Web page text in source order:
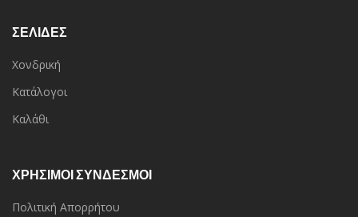
ΣΕΛΙΔΕΣ
Χονδρική
Κατάλογοι
Καλάθι
ΧΡΗΣΙΜΟΙ ΣΥΝΔΕΣΜΟΙ
Πολιτική Απορρήτου